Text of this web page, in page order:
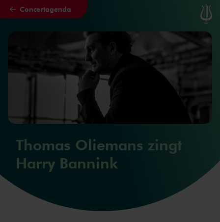
Naar hoofdcontent
Concertagenda
Thomas Oliemans zingt
Harry Bannink